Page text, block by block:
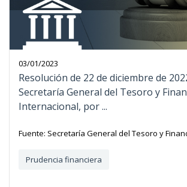
03/01/2023
Resolución de 22 de diciembre de
Secretaría General del Tesoro y
Internacional, por ...
Fuente: Secretaría General del Tesoro y
Prudencia financiera